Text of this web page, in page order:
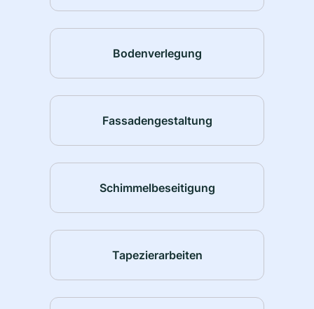
Bodenverlegung
Fassadengestaltung
Schimmelbeseitigung
Tapezierarbeiten